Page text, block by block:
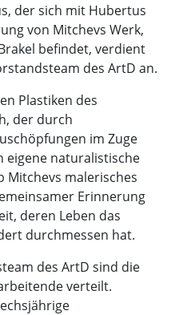
der sich mit Hubertus
von Mitchevs Werk,
befindet, verdient
des ArtD an.
Plastiken des
der durch
im Zuge
eigene naturalistische
Mitchevs malerisches
Erinnerung
deren Leben das
durchmessen hat.
des ArtD sind die
verteilt.